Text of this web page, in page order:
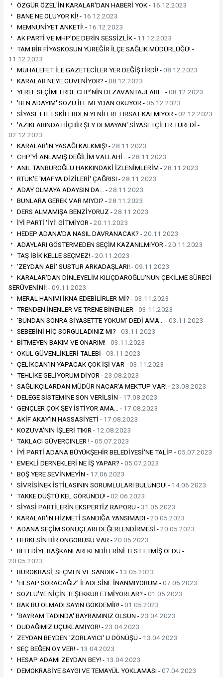
ÖZGÜR ÖZEL'İN KARALAR'DAN HABERİ YOK - 16.12.2023
BANE NE OLUYOR Kİ! - 16.12.2023
MEMNUNİYET ANKETİ! - 16.12.2023
AK PARTİ VE MHP'DE DERİN SESSİZLİK - 11.12.2023
TAM BİR FİYASKOSUN YÜREĞİR İLÇE SAĞLIK MÜDÜRLÜĞÜ! -
11.12.2023
MUHALEFET İLE GAZETECİLER YER DEĞİŞTİRDİ! -08.12.2023
KARALAR NEYE GÜVENİYOR? -08.12.2023
YEREL SEÇİMLERDE CHP'NİN DEZAVANTAJLARI… -08.12.2023
'BEN ADAYIM' SÖZÜ İLE MEYDAN OKUYOR -05.12.2023
SİYASETTE ESKİLERDEN YENİLERE FIRSAT KALMIYOR -02.12.2023
'AZIKLARINDA HİÇBİR ŞEY OLMAYAN' SİYASETÇİLER TÜREDİ -
02.12.2023
KARALAR'IN YASAĞI KALKMIŞ! -28.11.2023
CHP'Yİ ANLAMIŞ DEĞİLİM VALLAHİ… -28.11.2023
ANIL TANBUROĞLU HAKKINDAKİ İZLENİMLERİM -28.11.2023
RTÜK'E 'MAFYA DİZİLERİ' ÇAĞRISI -28.11.2023
ADAY OLMAYA ADAYSIN DA… -28.11.2023
BUNLARA GEREK VAR MIYDI? -28.11.2023
DERS ALMAMIŞA BENZİYORUZ -28.11.2023
İYİ PARTİ 'İYİ' GİTMİYOR -20.11.2023
HEDEP ADANA'DA NASIL DAVRANACAK? -20.11.2023
ADAYLARI GÖSTERMEDEN SEÇİM KAZANILMIYOR -20.11.2023
TAŞ İBİK KELLE SEÇMEZ! -20.11.2023
'ZEYDAN ABİ' SUSTUR ARKADAŞLARI! -09.11.2023
KARALAR'DAN DİNLEYELİM KILIÇDAROĞLU'NUN ÇEKİLME SÜRECİ
SERÜVENİNİ! -09.11.2023
MERAL HANIMI İKNA EDEBİLİRLER Mİ? -03.11.2023
TRENDEN İNENLER VE TRENE BİNENLER -03.11.2023
'BUNDAN SONRA SİYASETTE YOKUM' DEDİ AMA… -03.11.2023
SEBEBİNİ HİÇ SORGULADINIZ MI? -03.11.2023
BİTMEYEN BAKIM VE ONARIM! -03.11.2023
OKUL GÜVENLİKLERİ TALEBİ -03.11.2023
ÇELİKCAN'IN YAPACAK ÇOK İŞİ VAR -03.11.2023
TEHLİKE GELİYORUM DİYOR -23.08.2023
SAĞLIKÇILARDAN MÜDÜR NACAR'A MEKTUP VAR! -23.08.2023
DELEGE SİSTEMİNE SON VERİLSİN - 17.08.2023
GENÇLER ÇOK ŞEY İSTİYOR AMA… - 17.08.2023
AKİF AKAY'IN HASSASİYETİ - 17.08.2023
KOZUVA'NIN İŞLERİ TIKIR - 12.08.2023
TAKLACI GÜVERCINLER ! -05.07.2023
İYİ PARTİ ADANA BÜYÜKŞEHİR BELEDİYESİ'NE TALİP -05.07.2023
EMEKLİ DERNEKLERİ NE İŞ YAPAR? -05.07.2023
BOŞ YERE SEVİNMEYİN - 17.06.2023
SİVRİSİNEK İSTİLASININ SORUMLULARI BULUNDU! - 14.06.2023
TAKKE DÜŞTÜ KEL GÖRÜNDÜ! -02.06.2023
SİYASİ PARTİLERİN EKSPERTİZ RAPORU -31.05.2023
KARALAR'IN HİZMETİ SANDIĞA YANSIMADI -20.05.2023
ADANA SEÇİM SONUÇLARI DEĞERLENDİRMESİ -20.05.2023
HERKESİN BİR ÖNGÖRÜSÜ VAR -20.05.2023
BELEDİYE BAŞKANLARI KENDİLERİNİ TEST ETMİŞ OLDU -
20.05.2023
BÜROKRASİ, SEÇMEN VE SANDIK - 13.05.2023
'HESAP SORACAĞIZ' İFADESİNE İNANMIYORUM -07.05.2023
SÖZLÜ'YE NİÇİN TEŞEKKÜR ETMİYORLAR? -01.05.2023
BAK BU OLMADI SAYIN GÖKDEMİR! -01.05.2023
'BAYRAM TADINDA' BAYRAMINIZ OLSUN -23.04.2023
DUDAĞIMIZ UÇUKLAMIYOR! -23.04.2023
ZEYDAN BEYDEN 'ZORLAYICI' U DÖNÜŞÜ - 13.04.2023
SEÇ BEĞEN OY VER! - 13.04.2023
HESAP ADAMI ZEYDAN BEY! - 13.04.2023
DEMOKRASİYE SAYGI VE TEMAYÜL YOKLAMASI -07.04.2023